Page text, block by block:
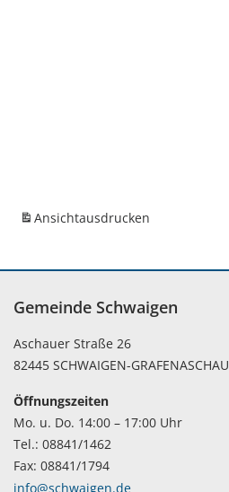
Ansichtausdrucken
Gemeinde Schwaigen
Aschauer Straße 26
82445 SCHWAIGEN-GRAFENASCHAU
Öffnungszeiten
Mo. u. Do. 14:00 – 17:00 Uhr
Tel.: 08841/1462
Fax: 08841/1794
info@schwaigen.de